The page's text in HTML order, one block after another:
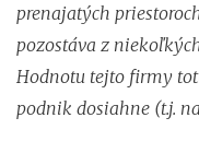
prenajatých
pozostáva z
Hodnotu tejto firmy
podnik dosiahne (t.j.